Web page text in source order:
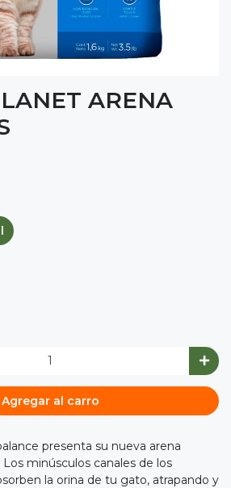
ARENA
Agregar al carro
presenta su nueva arena
Los minúsculos canales de los
la orina de tu gato, atrapando y